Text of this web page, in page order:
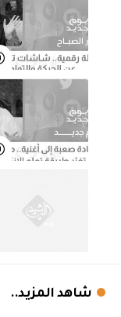
شاهد المزيد..